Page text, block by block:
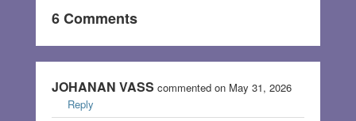
6 Comments
JOHANAN VASS commented on May 31, 2026
Reply